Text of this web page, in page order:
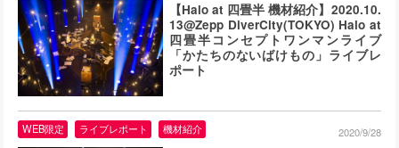
【Halo at 四畳半 機材紹介】2020.10.
13@Zepp DiverCity(TOKYO) Halo at
四畳半コンセプトワンマンライブ
「かたちのないばけもの」ライブレ
ポート
WEB限定 ライブレポート 機材紹介 2020/9/28